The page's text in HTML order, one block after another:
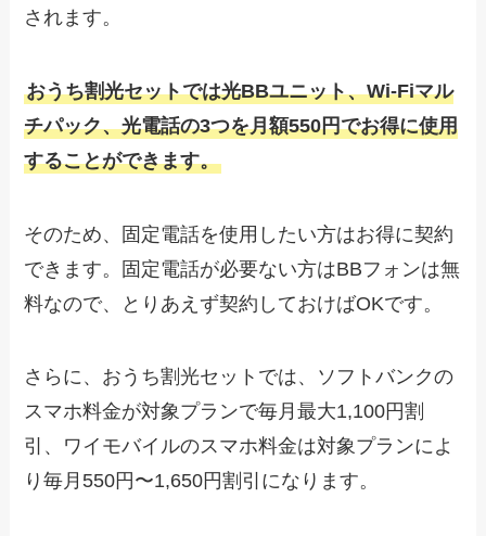
されます。
おうち割光セットでは光BBユニット、Wi-Fiマル
チパック、光電話の3つを月額550円でお得に使用
することができます。
そのため、固定電話を使用したい方はお得に契約
できます。固定電話が必要ない方はBBフォンは無
料なので、とりあえず契約しておけばOKです。
さらに、おうち割光セットでは、ソフトバンクの
スマホ料金が対象プランで毎月最大1,100円割
引、ワイモバイルのスマホ料金は対象プランによ
り毎月550円〜1,650円割引になります。